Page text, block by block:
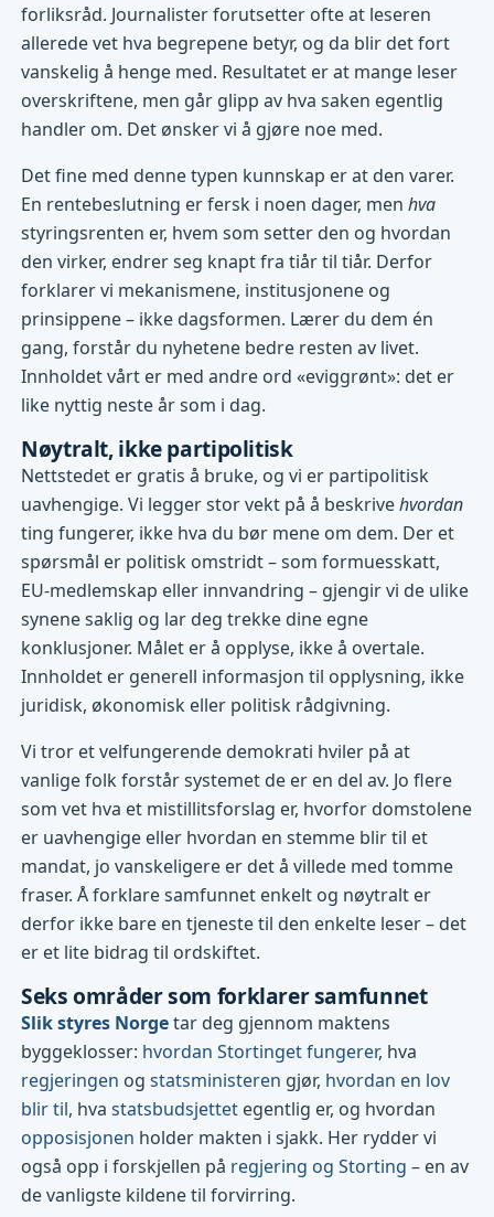
forliksråd. Journalister forutsetter ofte at leseren
allerede vet hva begrepene betyr, og da blir det fort
vanskelig å henge med. Resultatet er at mange leser
overskriftene, men går glipp av hva saken egentlig
handler om. Det ønsker vi å gjøre noe med.
Det fine med denne typen kunnskap er at den varer.
En rentebeslutning er fersk i noen dager, menhva
styringsrenten er, hvem som setter den og hvordan
den virker, endrer seg knapt fra tiår til tiår. Derfor
forklarer vi mekanismene, institusjonene og
prinsippene – ikke dagsformen. Lærer du dem én
gang, forstår du nyhetene bedre resten av livet.
Innholdet vårt er med andre ord «eviggrønt»: det er
like nyttig neste år som i dag.
Nøytralt, ikke partipolitisk
Nettstedet er gratis å bruke, og vi er partipolitisk
uavhengige. Vi legger stor vekt på å beskrivehvordan
ting fungerer, ikke hva du bør mene om dem. Der et
spørsmål er politisk omstridt – som formuesskatt,
EU-medlemskap eller innvandring – gjengir vi de ulike
synene saklig og lar deg trekke dine egne
konklusjoner. Målet er å opplyse, ikke å overtale.
Innholdet er generell informasjon til opplysning, ikke
juridisk, økonomisk eller politisk rådgivning.
Vi tror et velfungerende demokrati hviler på at
vanlige folk forstår systemet de er en del av. Jo flere
som vet hva et mistillitsforslag er, hvorfor domstolene
er uavhengige eller hvordan en stemme blir til et
mandat, jo vanskeligere er det å villede med tomme
fraser. Å forklare samfunnet enkelt og nøytralt er
derfor ikke bare en tjeneste til den enkelte leser – det
er et lite bidrag til ordskiftet.
Seks områder som forklarer samfunnet
Slik styres Norgetar deg gjennom maktens
byggeklosser: hvordan Stortinget fungerer, hva
regjeringen ogstatsministeren gjør, hvordan en lov
blir til, hvastatsbudsjettet egentlig er, og hvordan
opposisjonen holder makten i sjakk. Her rydder vi
også opp i forskjellen på regjering og Storting – en av
de vanligste kildene til forvirring.